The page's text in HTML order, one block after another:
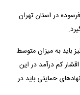
در استان تهران
باید به میزان متوسط
کم درآمد در این
حمایتی باید در